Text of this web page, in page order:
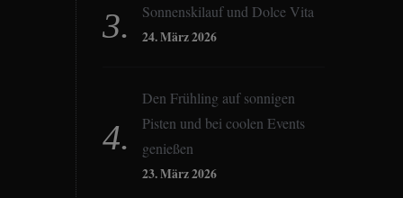
Sonnenskilauf und Dolce Vita
24. März 2026
Den Frühling auf sonnigen
Pisten und bei coolen Events
genießen
23. März 2026